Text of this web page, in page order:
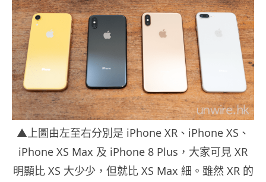
▲上圖由左至右分別是 iPhone XR、iPhone XS、
iPhone XS Max 及 iPhone 8 Plus，大家可見 XR
明顯比 XS 大少少，但就比 XS Max 細。雖然 XR 的